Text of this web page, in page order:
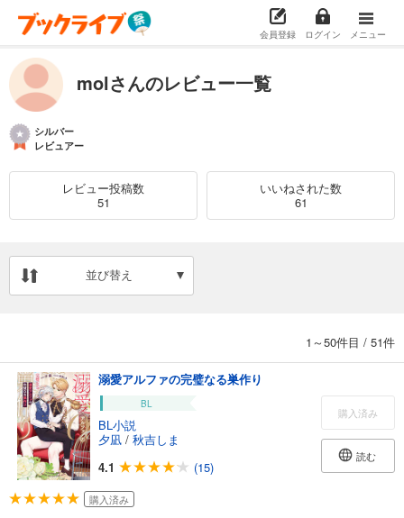
会員登録 ログイン メニュー
molさんのレビュー一覧
シルバー
レビュアー
レビュー投稿数
51
いいねされた数
61
並び替え
1～50件目 / 51件
溺愛アルファの完璧なる巣作り
BL
BL小説
夕凪 / 秋吉しま
4.1
(15)
購入済み
読む
購入済み